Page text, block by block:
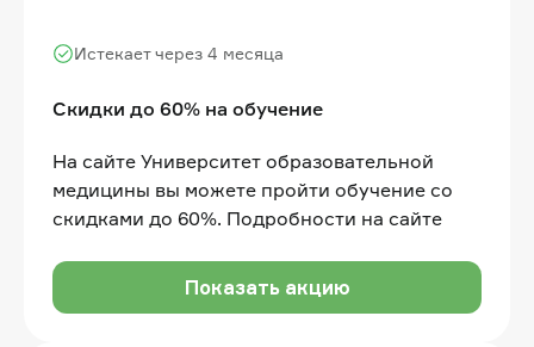
Cкидки до 60% на обучение
Истекает через 4 месяца
На сайте Университет образовательной
медицины вы можете пройти обучение со
скидками до 60%. Подробности на сайте
Показать акцию